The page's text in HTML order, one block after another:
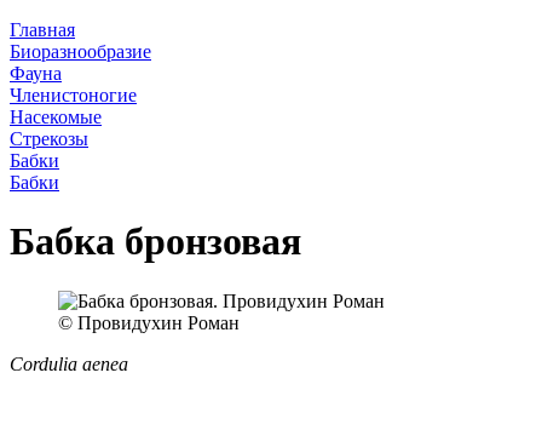
Главная
Биоразнообразие
Фауна
Членистоногие
Насекомые
Стрекозы
Бабки
Бабки
Бабка бронзовая
© Провидухин Роман
Cordulia aenea